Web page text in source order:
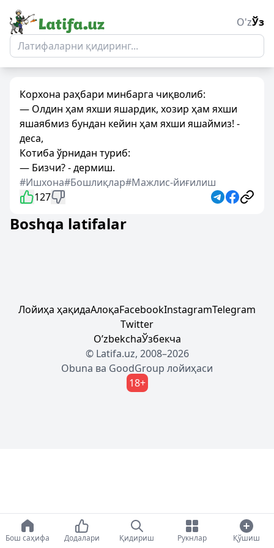
O'zЎз
Корхона раҳбари минбарга чиқволиб:
— Олдин ҳам яхши яшардик, хозир ҳам яхши
яшаябмиз бундан кейин ҳам яхши яшаймиз! -
деса,
Котиба ўрнидан туриб:
— Бизчи? - дермиш.
#Ишхона#Бошлиқлар#Мажлис-йиғилиш
127
Boshqa latifalar
Лойиҳа ҳақидаАлоқаFacebookInstagramTelegram
Twitter
OʼzbekchaЎзбекча
© Latifa.uz, 2008–2026
Obuna ва GoodGroup лойиҳаси
18+
Бош саҳифа Додалари Қидириш Рукнлар Қўшиш